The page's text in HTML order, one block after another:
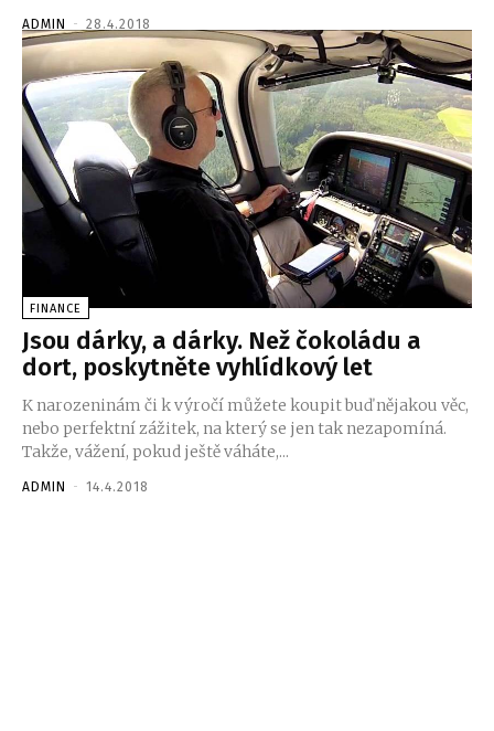
ADMIN - 28.4.2018
FINANCE
Jsou dárky, a dárky. Než čokoládu a
dort, poskytněte vyhlídkový let
K narozeninám či k výročí můžete koupit buď nějakou věc,
nebo perfektní zážitek, na který se jen tak nezapomíná.
Takže, vážení, pokud ještě váháte,...
ADMIN - 14.4.2018